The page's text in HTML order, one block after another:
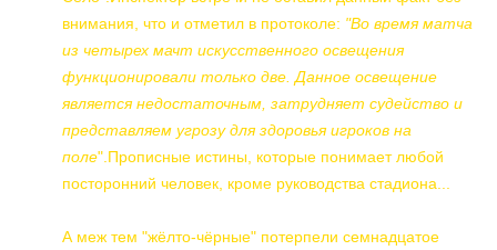
внимания, что и отметил в протоколе: "Во время матча
из четырех мачт искусственного освещения
функционировали только две. Данное освещение
является недостаточным, затрудняет судейство и
представляем угрозу для здоровья игроков на
поле".Прописные истины, которые понимает любой
посторонний человек, кроме руководства стадиона...
А меж тем "жёлто-чёрные" потерпели семнадцатое